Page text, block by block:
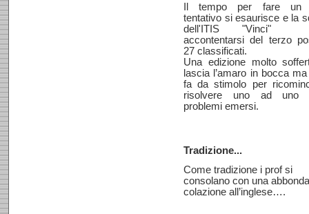
Il tempo per fare un
tentativo si esaurisce e la
dell'ITIS "Vinci"
accontentarsi del terzo
27 classificati.
Una edizione molto
lascia l’amaro in bocca
fa da stimolo per
risolvere uno ad uno
problemi emersi.
Tradizione...
Come tradizione i prof si
consolano con una
colazione all’inglese….